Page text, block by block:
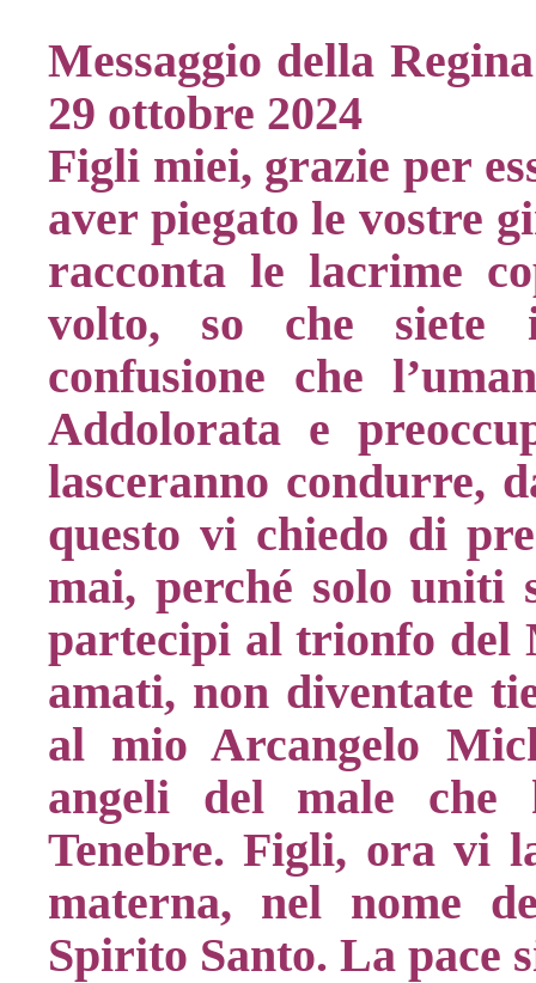
Messaggio della
29 ottobre 2024
Figli miei, grazie per
aver piegato le vostre
racconta le lacrime
volto, so che siete
confusione che
Addolorata e
lasceranno condurre,
questo vi chiedo di
mai, perché solo uniti
partecipi al trionfo del
amati, non diventate
al mio Arcangelo
angeli del male
Tenebre. Figli, ora vi
materna, nel nome
Spirito Santo. La pace